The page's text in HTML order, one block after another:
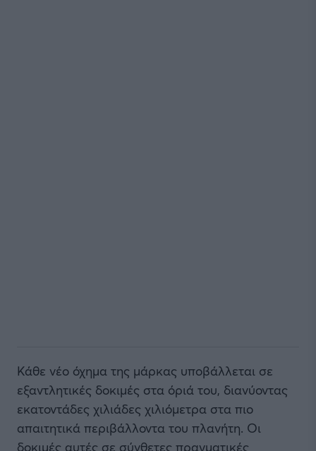
Κάθε νέο όχημα της μάρκας υποβάλλεται σε
εξαντλητικές δοκιμές στα όριά του, διανύοντας
εκατοντάδες χιλιάδες χιλιόμετρα στα πιο
απαιτητικά περιβάλλοντα του πλανήτη. Οι
δοκιμές αυτές σε σύνθετες πραγματικές